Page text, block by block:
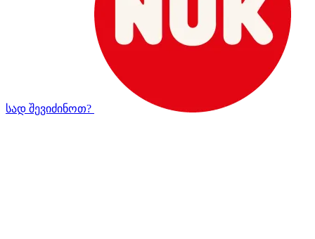
სად შევიძინოთ?